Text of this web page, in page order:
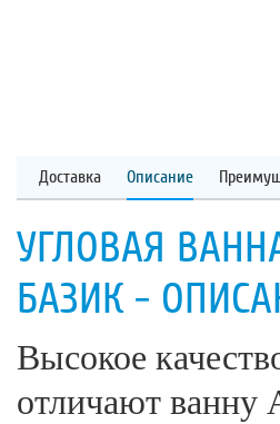
Доставка Описание
УГЛОВАЯ
БАЗИК -
Высокое
отличают ванну